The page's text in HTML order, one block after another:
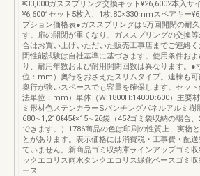
¥33,000ガススプリング交換キット¥26,6002本入サ
¥6,6001セット5枚入、1枚:80×330mmスペアキー
プション価格表●ガススプリングは5万回開閉の耐
す。扉の開閉が重くなり、ガススプリングの交換
合はお買い上げいただいた販売工事店までご連絡
閉性能試験は自社基準に基づきます。使用条件およ
り、耐用年数および耐用開閉回数は異なります。●
位：mm）奥行をおさえたスリムタイプ。連棟も可
奥行が狭いスペースでも容量を確保します。セッ
法単位：mm）単体（W:1800H:1400D:600）主要
ミ形材色ステンカラーSパンチングパネルアルミ樹
680∼1,210ℓ45ℓ×15∼26袋（45ℓゴミ袋収納の場合
できます。）1786商品の色は印刷の性質上、実物
とがあります。表示価格には消費税・工事費・配
ていません。新商品ゴミ収納庫ラインアップゴミ収
ックエコリス雨水タンクエコリス緑化ベースゴミ
ース